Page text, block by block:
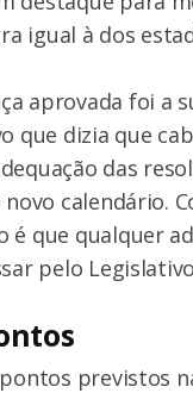
igual à dos
aprovada foi a
que dizia que
das
calendário.
é que qualquer
pelo
previstos